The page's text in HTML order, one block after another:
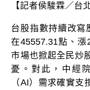
【記者侯駿霖／台
台股指數持續改寫
在45557.31點、漲
市場也掀起全民炒
憂。對此，中經
（AI）需求確實